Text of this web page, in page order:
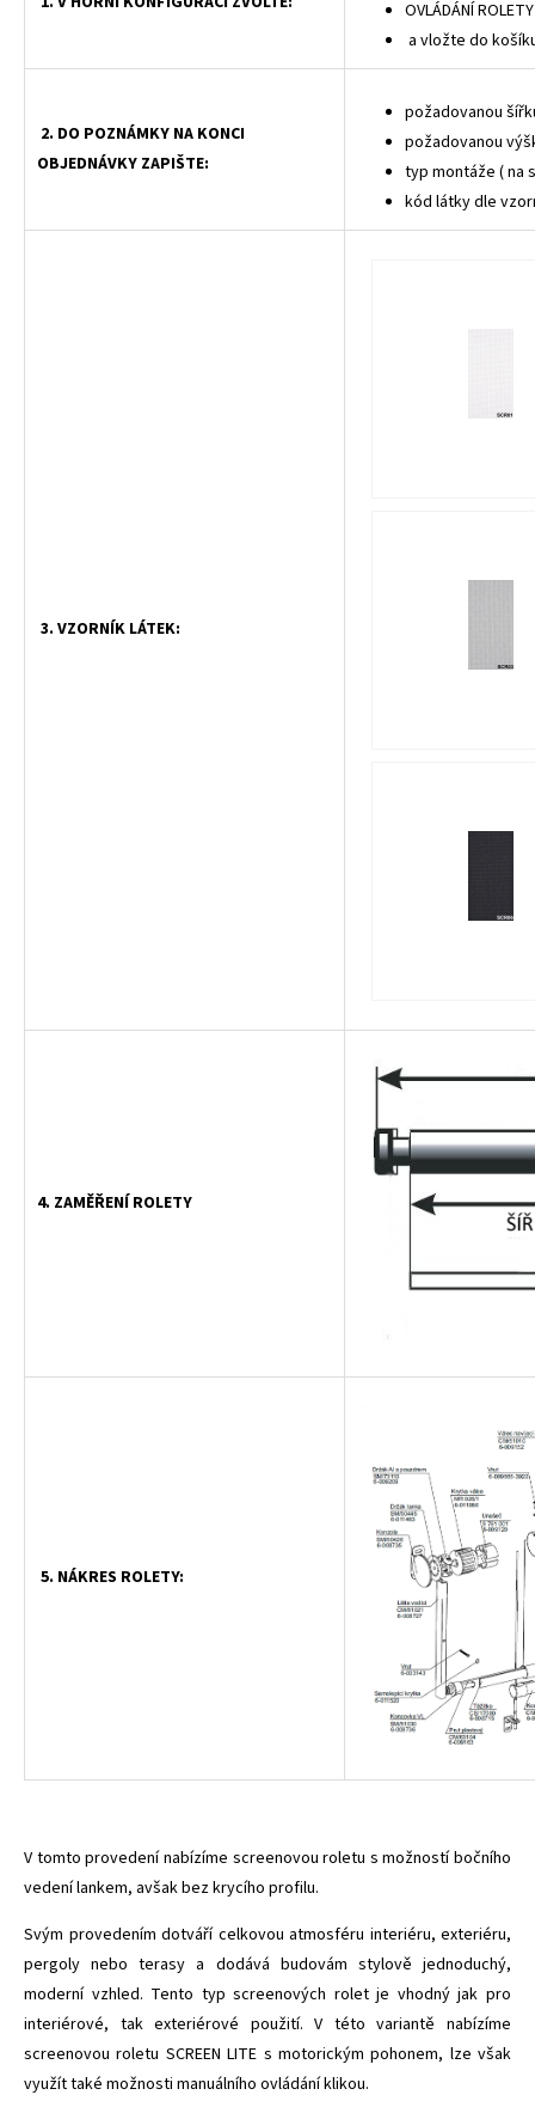
OVLÁDÁNÍ ROLETY
a vložte do
2. DO POZNÁMKY NA KONCI
OBJEDNÁVKY ZAPIŠTE:
požadovanou
požadovanou
typ montáže ( na
kód látky dle
3. VZORNÍK LÁTEK:
4. ZAMĚŘENÍ ROLETY
5. NÁKRES ROLETY:
V tomto provedení nabízíme screenovou roletu s možností bočního
vedení lankem, avšak bez krycího profilu.
Svým provedením dotváří celkovou atmosféru interiéru, exteriéru,
pergoly nebo terasy a dodává budovám stylově jednoduchý,
moderní vzhled. Tento typ screenových rolet je vhodný jak pro
interiérové, tak exteriérové použití. V této variantě nabízíme
screenovou roletu SCREEN LITE s motorickým pohonem, lze však
využít také možnosti manuálního ovládání klikou.